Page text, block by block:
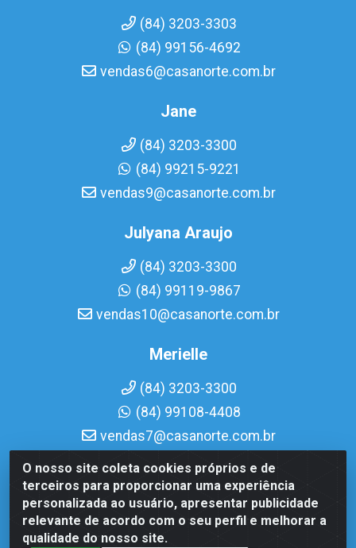
O nosso site coleta cookies próprios e de
terceiros para proporcionar uma experiência
personalizada ao usuário, apresentar publicidade
relevante de acordo com o seu perfil e melhorar a
qualidade do nosso site.
(84) 3203-3303
(84) 99156-4692
vendas6@casanorte.com.br
Jane
(84) 3203-3300
(84) 99215-9221
vendas9@casanorte.com.br
Julyana Araujo
(84) 3203-3300
(84) 99119-9867
vendas10@casanorte.com.br
Merielle
(84) 3203-3300
(84) 99108-4408
vendas7@casanorte.com.br
Casa Norte LTDA - Av. Interventor Mário Câmara, 1815 -
Dix-Sept Rosado, Natal/RN - CEP 59054-600 - CNPJ
08.713.513/0001-51